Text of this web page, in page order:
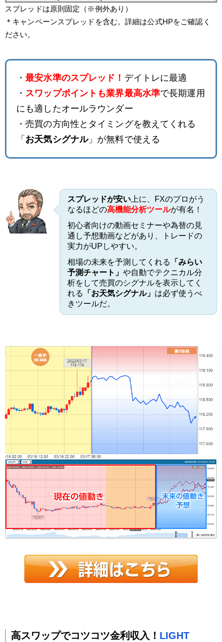
スプレッドは原則固定（※例外あり）
＊キャンペーンスプレッドを含む。詳細は公式HPをご確認く
ださい。
・最安水準のスプレッド！ デイトレに最適
・ スワップポイントも業界最高水準で長期運用
にも適したオールラウンダー
・売買の方向性とタイミングを教えてくれる
「 お天気シグナル」が無料で使える
スプレッドが安い 上に、FXのプロがう
なるほどの高機能分析ツールが有名！
初心者向けの動画セミナーや為替の見
通し予想動画などがあり、トレードの
実力がUPしやすい。
相場の未来を予測してくれる
「みらい
予測チャート」 や自動でテクニカル分
析をして売買のシグナルを表示してく
れる
「お天気シグナル」 は必ず使うべ
きツールだ。
高スワップでコツコツ金利収入！ LIGHT